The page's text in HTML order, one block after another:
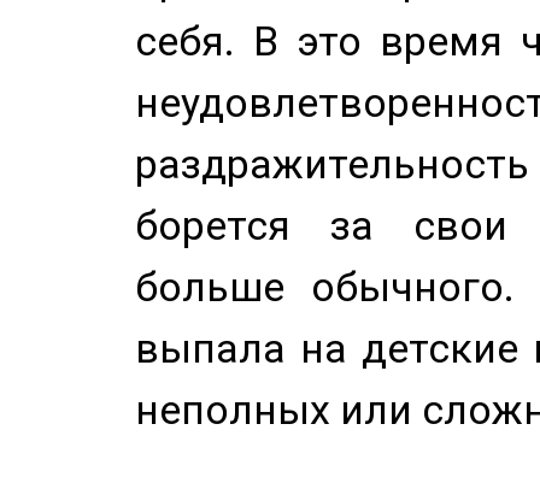
себя. В это время
борется за свои
больше
выпала на детские
неполных или